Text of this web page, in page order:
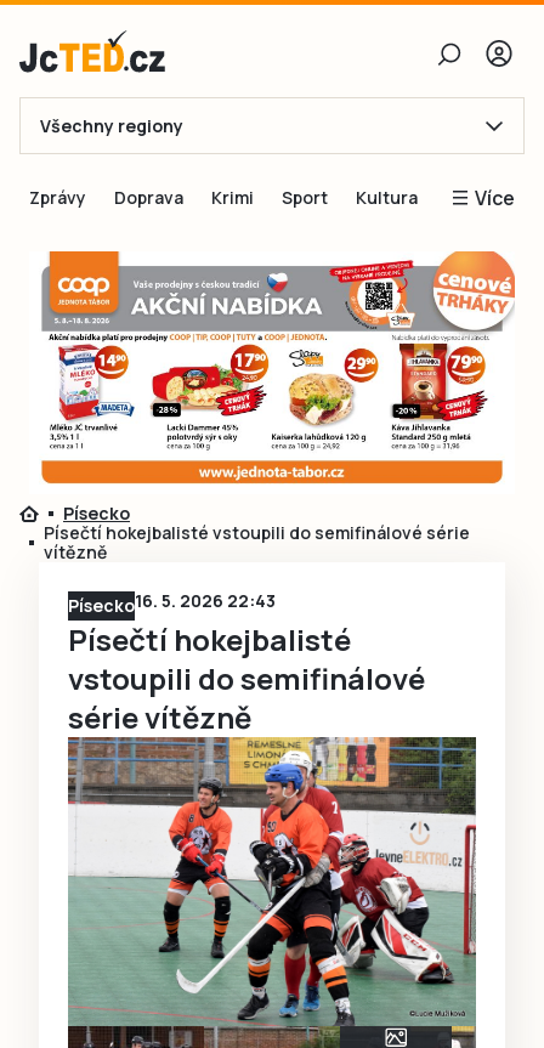
E-mail
Obnovit heslo
Přihlásit se
Přihlásit se přes Facebook
Ještě nemám účet, chci seRegistrovat
Všechny regiony
Zprávy Doprava Krimi Sport Kultura Více
Inspirace
Čtenáři píší
Speciální přílohy
Inzerce
Písecko
Písečtí hokejbalisté vstoupili do semifinálové série
vítězně
Písecko16. 5. 2026 22:43
Písečtí hokejbalisté
vstoupili do semifinálové
série vítězně